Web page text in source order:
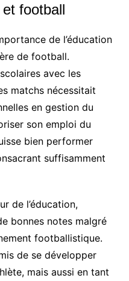
football
de l’éducation
de football.
avec les
matchs nécessitait
en gestion du
son emploi du
bien performer
suffisamment
de l’éducation,
bonnes notes malgré
footballistique.
de se développer
mais aussi en tant